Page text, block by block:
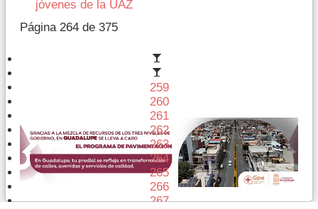
jóvenes de la UAZ
Página 264 de 375
259
260
261
262
263
264
265
266
267